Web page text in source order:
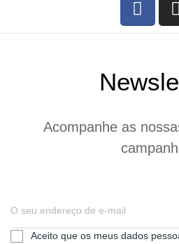
Acompanhe as
Aceito que os meus dados